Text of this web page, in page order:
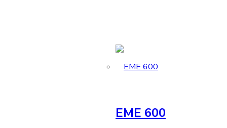
EME 600